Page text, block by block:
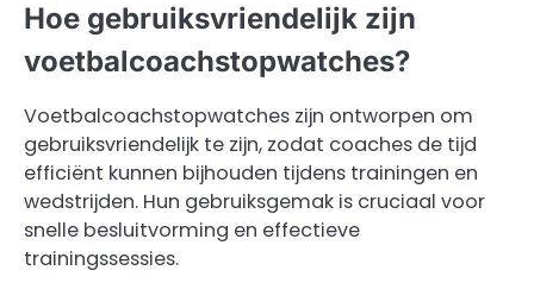
Hoe gebruiksvriendelijk zijn
voetbalcoachstopwatches?
Voetbalcoachstopwatches zijn ontworpen om
gebruiksvriendelijk te zijn, zodat coaches de tijd
efficiënt kunnen bijhouden tijdens trainingen en
wedstrijden. Hun gebruiksgemak is cruciaal voor
snelle besluitvorming en effectieve
trainingssessies.